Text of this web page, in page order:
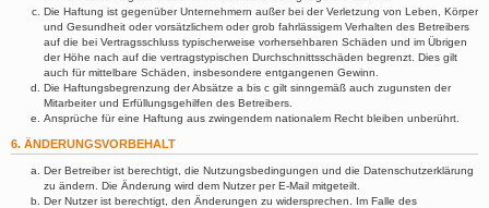
Die Haftung ist gegenüber Unternehmern außer bei der Verletzung von Leben, Körper
und Gesundheit oder vorsätzlichem oder grob fahrlässigem Verhalten des Betreibers
auf die bei Vertragsschluss typischerweise vorhersehbaren Schäden und im Übrigen
der Höhe nach auf die vertragstypischen Durchschnittsschäden begrenzt. Dies gilt
auch für mittelbare Schäden, insbesondere entgangenen Gewinn.
Die Haftungsbegrenzung der Absätze a bis c gilt sinngemäß auch zugunsten der
Mitarbeiter und Erfüllungsgehilfen des Betreibers.
Ansprüche für eine Haftung aus zwingendem nationalem Recht bleiben unberührt.
6. ÄNDERUNGSVORBEHALT
Der Betreiber ist berechtigt, die Nutzungsbedingungen und die Datenschutzerklärung
zu ändern. Die Änderung wird dem Nutzer per E-Mail mitgeteilt.
Der Nutzer ist berechtigt, den Änderungen zu widersprechen. Im Falle des